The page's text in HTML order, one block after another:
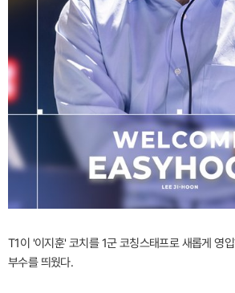
T1이 '이지훈' 코치를 1군 코칭스태프로 새롭게 영
부수를 띄웠다.